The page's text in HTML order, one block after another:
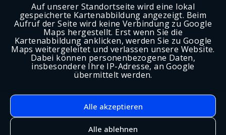
Auf unserer Standortseite wird eine lokal
gespeicherte Kartenabbildung angezeigt. Beim
Aufruf der Seite wird keine Verbindung zu Google
Maps hergestellt. Erst wenn Sie die
Kartenabbildung anklicken, werden Sie zu Google
Maps weitergeleitet und verlassen unsere Website.
Dabei können personenbezogene Daten,
insbesondere Ihre IP-Adresse, an Google
übermittelt werden.
Alle akzeptieren
Alle ablehnen
Cloudflare Turnstile verwendet
standardmäßig ein Prüf-Token. Sofern die
Pre-Clearance-Funktion aktiviert ist, kann
zusätzlich das Cookie „cf_clearance“
gesetzt werden.
https://www.cloudflare.com/turnstile-
privacy-policy/